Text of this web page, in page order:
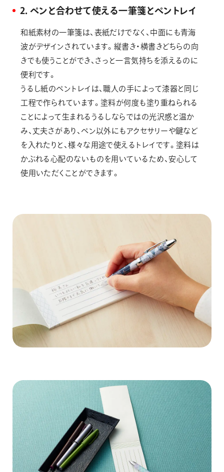
2．ペンと合わせて使える一筆箋とペントレイ
和紙素材の一筆箋は、表紙だけでなく、中面にも青海
波がデザインされています。縦書き・横書きどちらの向
きでも使うことができ、さっと一言気持ちを添えるのに
便利です。
うるし紙のペントレイは、職人の手によって漆器と同じ
工程で作られています。塗料が何度も塗り重ねられる
ことによって生まれるうるしならではの光沢感と温か
み、丈夫さがあり、ペン以外にもアクセサリーや鍵など
を入れたりと、様々な用途で使えるトレイです。塗料は
かぶれる心配のないものを用いているため、安心して
使用いただくことができます。